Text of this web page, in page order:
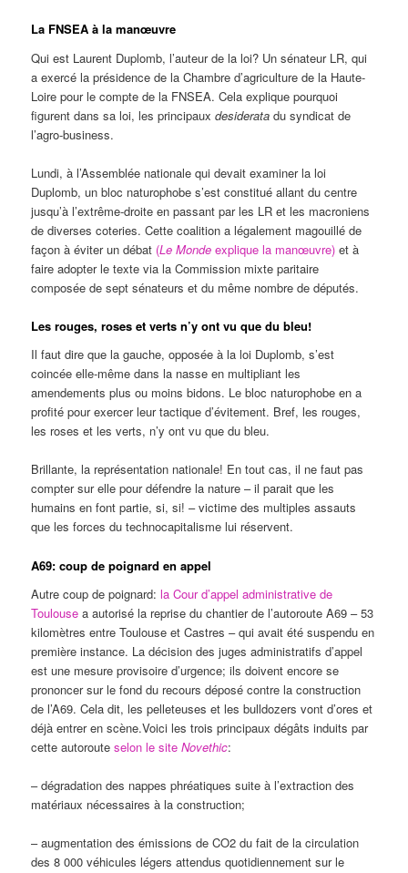
La FNSEA à la manœuvre
Qui est Laurent Duplomb, l’auteur de la loi? Un sénateur LR, qui
a exercé la présidence de la Chambre d’agriculture de la Haute-
Loire pour le compte de la FNSEA. Cela explique pourquoi
figurent dans sa loi, les principauxdesiderata du syndicat de
l’agro-business.
Lundi, à l’Assemblée nationale qui devait examiner la loi
Duplomb, un bloc naturophobe s’est constitué allant du centre
jusqu’à l’extrême-droite en passant par les LR et les macroniens
de diverses coteries. Cette coalition a légalement magouillé de
façon à éviter un débat (Le Monde explique la manœuvre) et à
faire adopter le texte via la Commission mixte paritaire
composée de sept sénateurs et du même nombre de députés.
Les rouges, roses et verts n’y ont vu que du bleu!
Il faut dire que la gauche, opposée à la loi Duplomb, s’est
coincée elle-même dans la nasse en multipliant les
amendements plus ou moins bidons. Le bloc naturophobe en a
profité pour exercer leur tactique d’évitement. Bref, les rouges,
les roses et les verts, n’y ont vu que du bleu.
Brillante, la représentation nationale! En tout cas, il ne faut pas
compter sur elle pour défendre la nature – il parait que les
humains en font partie, si, si! – victime des multiples assauts
que les forces du technocapitalisme lui réservent.
A69: coup de poignard en appel
Autre coup de poignard: la Cour d’appel administrative de
Toulouse a autorisé la reprise du chantier de l’autoroute A69 – 53
kilomètres entre Toulouse et Castres – qui avait été suspendu en
première instance. La décision des juges administratifs d’appel
est une mesure provisoire d’urgence; ils doivent encore se
prononcer sur le fond du recours déposé contre la construction
de l’A69. Cela dit, les pelleteuses et les bulldozers vont d’ores et
déjà entrer en scène.Voici les trois principaux dégâts induits par
cette autoroute selon le siteNovethic:
– dégradation des nappes phréatiques suite à l’extraction des
matériaux nécessaires à la construction;
– augmentation des émissions de CO2 du fait de la circulation
des 8 000 véhicules légers attendus quotidiennement sur le